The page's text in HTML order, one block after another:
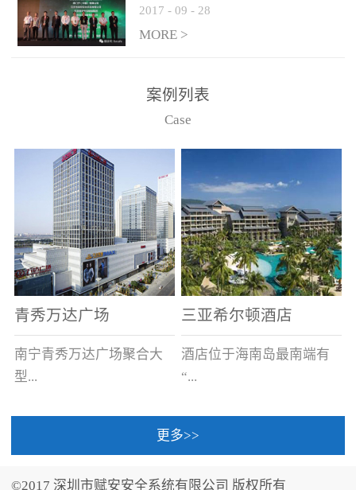
两者之间通过以太网相
联，一台监控主机最多可
从监控主机上获取，最多
只能接6台，超过的需从现
联合采购战略合作平台
2017 - 09 - 28
MORE >
案例列表
Case
青秀万达广场
南宁青秀万达广场聚合大
型...
三亚希尔顿酒店
酒店位于海南岛最南端有
“...
中国的海岛天堂”之美称的
更多>>
©2017 深圳市赋安安全系统有限公司 版权所有